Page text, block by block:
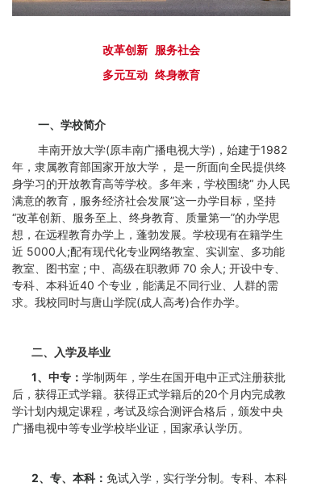
改革创新 服务社会
多元互动 终身教育
一、学校简介
丰南开放大学(原丰南广播电视大学)，始建于1982
年，隶属教育部国家开放大学， 是一所面向全民提供终
身学习的开放教育高等学校。多年来，学校围绕“ 办人民
满意的教育，服务经济社会发展”这一办学目标，坚持
“改革创新、服务至上、终身教育、质量第一”的办学思
想，在远程教育办学上，蓬勃发展。学校现有在籍学生
近 5000人;配有现代化专业网络教室、实训室、多功能
教室、图书室 ; 中、高级在职教师 70 余人; 开设中专、
专科、本科近40 个专业，能满足不同行业、人群的需
求。我校同时与唐山学院(成人高考)合作办学。
二、入学及毕业
1、中专： 学制两年，学生在国开电中正式注册获批
后，获得正式学籍。获得正式学籍后的20个月内完成教
学计划内规定课程，考试及综合测评合格后，颁发中央
广播电视中等专业学校毕业证，国家承认学历。
2、专、本科： 免试入学，实行学分制。专科、本科